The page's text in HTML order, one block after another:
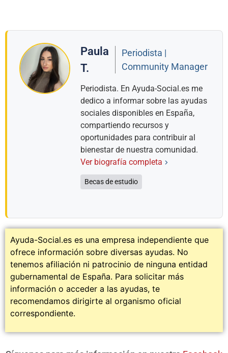
Paula
T.
Periodista |
Community Manager
Periodista. En Ayuda-Social.es me
dedico a informar sobre las ayudas
sociales disponibles en España,
compartiendo recursos y
oportunidades para contribuir al
bienestar de nuestra comunidad.
Ver biografía completa
Becas de estudio
Ayuda-Social.es es una empresa independiente que
ofrece información sobre diversas ayudas. No
tenemos afiliación ni patrocinio de ninguna entidad
gubernamental de España. Para solicitar más
información o acceder a las ayudas, te
recomendamos dirigirte al organismo oficial
correspondiente.